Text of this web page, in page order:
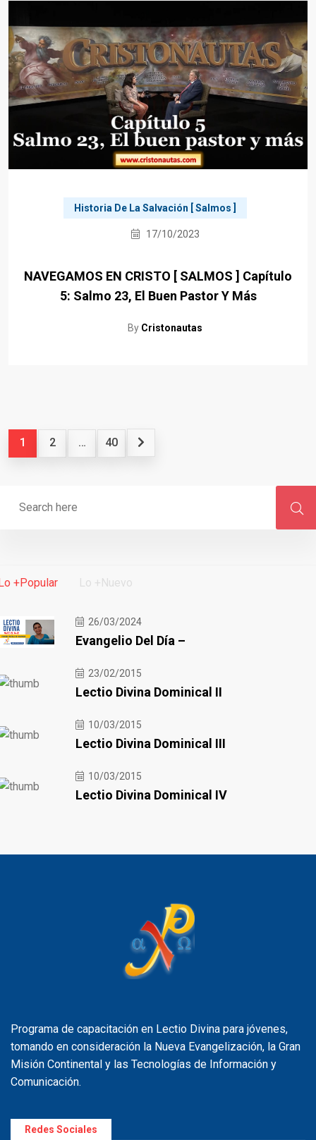
Historia De La Salvación [ Salmos ]
17/10/2023
NAVEGAMOS EN CRISTO [ SALMOS ] Capítulo
5: Salmo 23, El Buen Pastor Y Más
By Cristonautas
1 2 … 40
+Popular Lo +Nuevo
26/03/2024
Evangelio Del Día –
23/02/2015
Lectio Divina Dominical II
10/03/2015
Lectio Divina Dominical III
10/03/2015
Lectio Divina Dominical IV
Programa de capacitación en Lectio Divina para jóvenes,
tomando en consideración la Nueva Evangelización, la Gran
Misión Continental y las Tecnologías de Información y
Comunicación.
Redes Sociales